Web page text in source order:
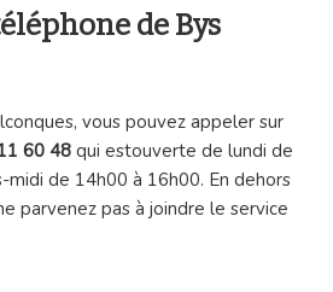
de Bys
vous pouvez appeler sur
60 48 qui estouverte de lundi de
midi de 14h00 à 16h00. En dehors
parvenez pas à joindre le service